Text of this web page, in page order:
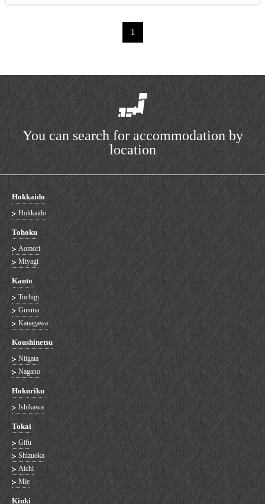
1
You can search for accommodation by
location
Hokkaido
Hokkaido
Tohoku
Aomori
Miyagi
Kanto
Tochigi
Gunma
Kanagawa
Koushinetsu
Niigata
Nagano
Hokuriku
Ishikawa
Tokai
Gifu
Shizuoka
Aichi
Mie
Kinki